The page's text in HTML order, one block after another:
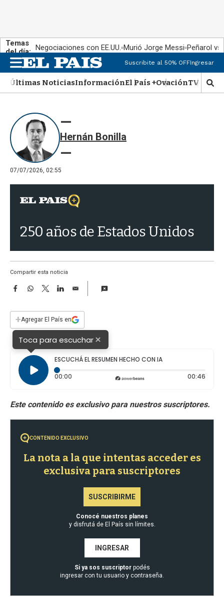
Temas
del día: Negociaciones con EE.UU. Murió Jorge Messi Peñarol
n
u
Suscribite al 50% OFFIngresar
Últimas NoticiasInformaciónEl País +OvaciónTV Show
M
o
q
Hernán Bonilla
07/07/2026, 02:55
250 años de Estados Unidos
Compartir esta noticia
F
e
b
o
o
W
s
p
p
T
w
t
r
L
I
n
E
i
l
+Agregar El País en
Toca para escuchar×
ESCUCHÁ EL RESUMEN HECHO CON IA
00:00 Tiempo transcurrido: 0 segundos 00:46
CONTENIDO EXCLUSIVO
La nota a la que intentas acceder es
exclusiva para suscriptores
SUSCRIBIRME
Conocé nuestros planes
y disfrutá de El País sin límites.
INGRESAR
Si ya sos suscriptorpodés
ingresar con tu usuario y contraseña.